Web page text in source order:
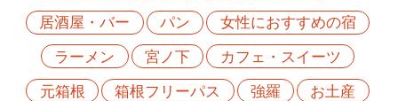
居酒屋・バー
パン
女性におすすめの宿
ラーメン
宮ノ下
カフェ・スイーツ
元箱根
箱根フリーパス 強羅
お土産